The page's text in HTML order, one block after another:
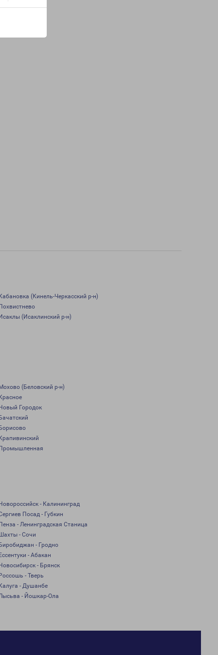
(Кинель-Черкасский р-н)
(Исаклинский р-н)
(Беловский р-н)
Городок
- Калининград
Посад - Губкин
- Ленинградская Станица
- Сочи
- Гродно
- Абакан
- Брянск
- Тверь
- Душанбе
- Йошкар-Ола